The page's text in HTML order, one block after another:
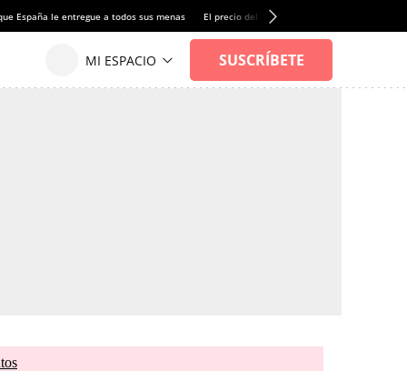
España le entregue a todos sus menas El precio del alquiler de vivienda baja por